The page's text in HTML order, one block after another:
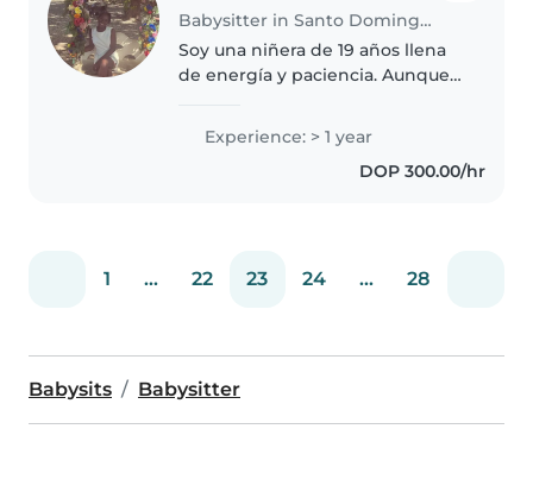
Babysitter in Santo Domingo Este
Soy una niñera de 19 años llena
de energía y paciencia. Aunque
encanta pasar tiempo con niños
de todas las edades, desde
bebés hasta niños de primaria...
Experience: > 1 year
DOP 300.00/hr
1 ... 22 23 24 ... 28
Babysits Babysitter